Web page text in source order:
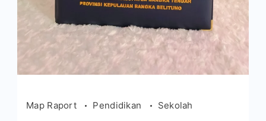
Map Raport Pendidikan Sekolah